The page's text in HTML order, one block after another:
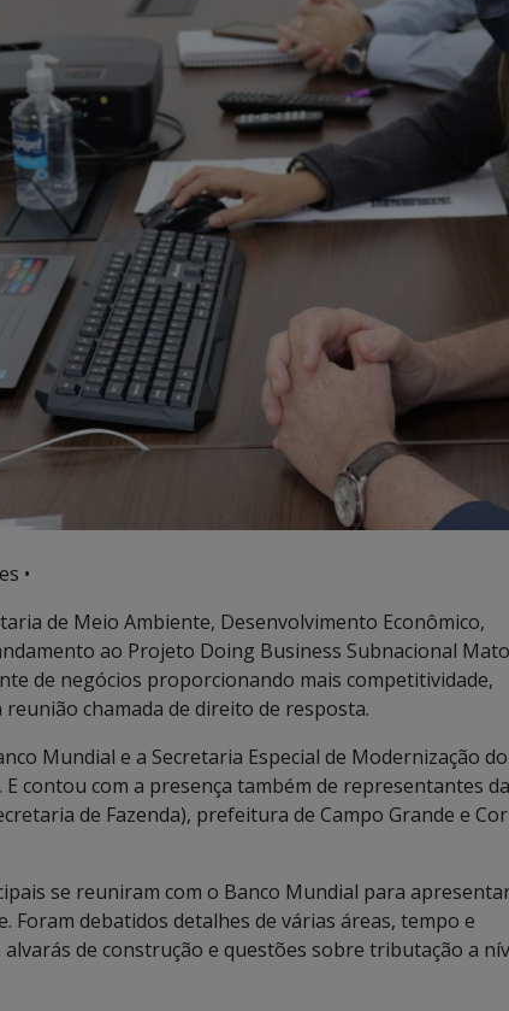
•
de Meio Ambiente, Desenvolvimento Econômico,
ao Projeto Doing Business Subnacional Mato
de negócios proporcionando mais competitividade,
chamada de direito de resposta.
Mundial e a Secretaria Especial de Modernização do
E contou com a presença também de representantes da
de Fazenda), prefeitura de Campo Grande e
se reuniram com o Banco Mundial para
Foram debatidos detalhes de várias áreas, tempo e
de construção e questões sobre tributação a